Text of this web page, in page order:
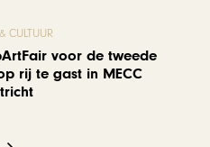
CULTUUR
voor de tweede
rij te gast in MECC